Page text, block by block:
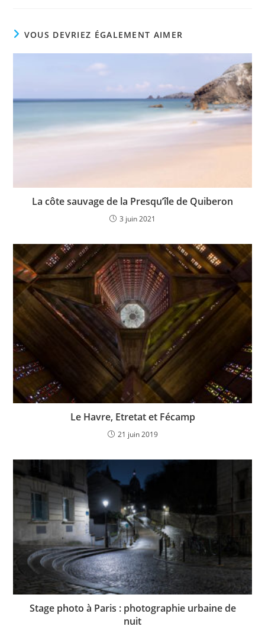
VOUS DEVRIEZ ÉGALEMENT AIMER
La côte sauvage de la Presqu’île de Quiberon
3 juin 2021
Le Havre, Etretat et Fécamp
21 juin 2019
Stage photo à Paris : photographie urbaine de
nuit